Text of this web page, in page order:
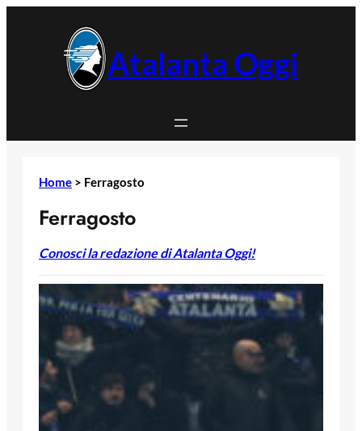
Atalanta Oggi
Home > Ferragosto
Ferragosto
Conosci la redazione di Atalanta Oggi!